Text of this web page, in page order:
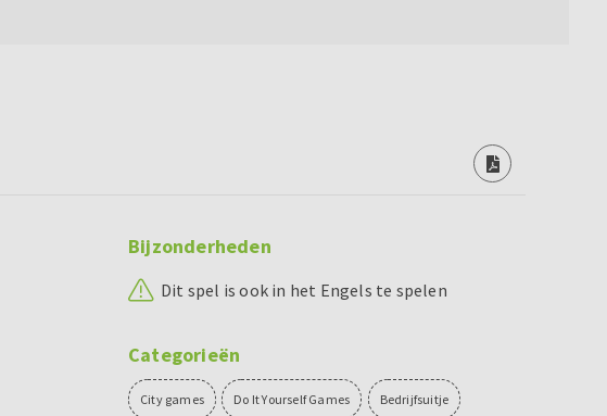
Bijzonderheden
Dit spel is ook in het Engels te spelen
Categorieën
City games Do It Yourself Games Bedrijfsuitje